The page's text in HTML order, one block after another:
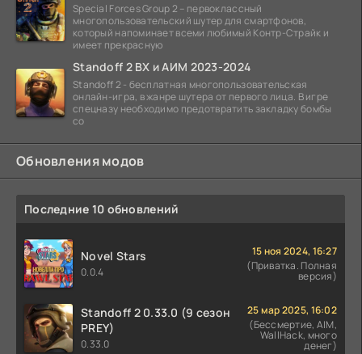
Special Forces Group 2 – первоклассный
многопользовательский шутер для смартфонов,
который напоминает всеми любимый Контр-Страйк и
имеет прекрасную
Standoff 2 ВХ и АИМ 2023-2024
Standoff 2 - бесплатная многопользовательская
онлайн-игра, в жанре шутера от первого лица. В игре
спецназу необходимо предотвратить закладку бомбы
со
Обновления модов
Последние 10 обновлений
Novel Stars
0.0.4
15 ноя 2024, 16:27
(Приватка. Полная
версия)
Standoff 2 0.33.0 (9 сезон
PREY)
0.33.0
25 мар 2025, 16:02
(Бессмертие, AIM,
WallHack, много
денег)